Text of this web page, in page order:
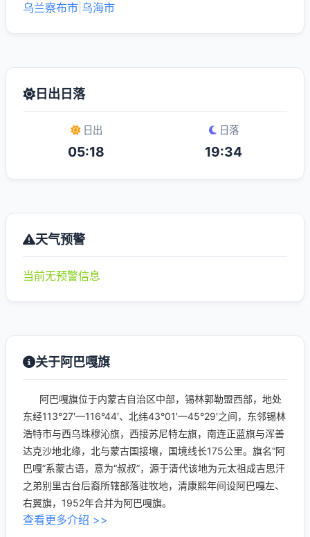
乌兰察布市 乌海市
日出日落
日出
05:18
日落
19:34
天气预警
当前无预警信息
关于阿巴嘎旗
阿巴嘎旗位于内蒙古自治区中部，锡林郭勒盟西部，地处
东经113°27′—116°44′、北纬43°01′—45°29′之间，东邻锡林
浩特市与西乌珠穆沁旗，西接苏尼特左旗，南连正蓝旗与浑善
达克沙地北缘，北与蒙古国接壤，国境线长175公里。旗名“阿
巴嘎”系蒙古语，意为“叔叔”，源于清代该地为元太祖成吉思汗
之弟别里古台后裔所辖部落驻牧地，清康熙年间设阿巴嘎左、
右翼旗，1952年合并为阿巴嘎旗。
查看更多介绍 >>